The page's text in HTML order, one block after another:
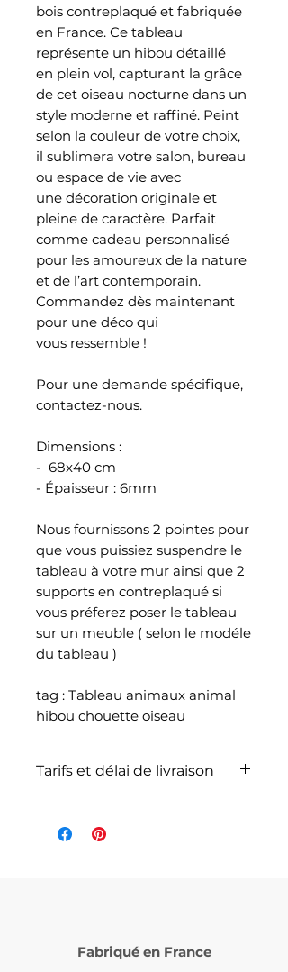
bois contreplaqué et fabriquée
en France. Ce tableau
représente un hibou détaillé
en plein vol, capturant la grâce
de cet oiseau nocturne dans un
style moderne et raffiné. Peint
selon la couleur de votre choix,
il sublimera votre salon, bureau
ou espace de vie avec
une décoration originale et
pleine de caractère. Parfait
comme cadeau personnalisé
pour les amoureux de la nature
et de l’art contemporain.
Commandez dès maintenant
pour une déco qui
vous ressemble !
Pour une demande spécifique,
contactez-nous.
Dimensions :
- 68x40 cm
- Épaisseur : 6mm
Nous fournissons 2 pointes pour
que vous puissiez suspendre le
tableau à votre mur ainsi que 2
supports en contreplaqué si
vous préferez poser le tableau
sur un meuble ( selon le modéle
du tableau )
tag : Tableau animaux animal
hibou chouette oiseau
Tarifs et délai de livraison
comprise dans le prix de
de votre commande (
Fabriqué en France